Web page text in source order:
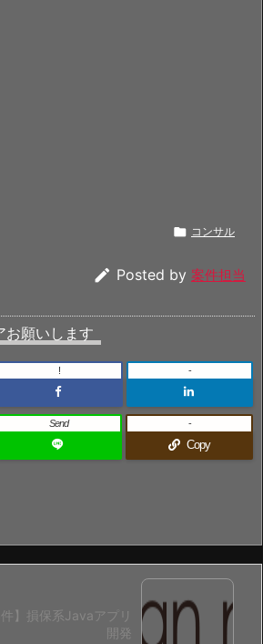
 コンサル
 Posted by 案件担当
お願いします
! -
Send
Copy
-
】損保系Javaアプリ
開発